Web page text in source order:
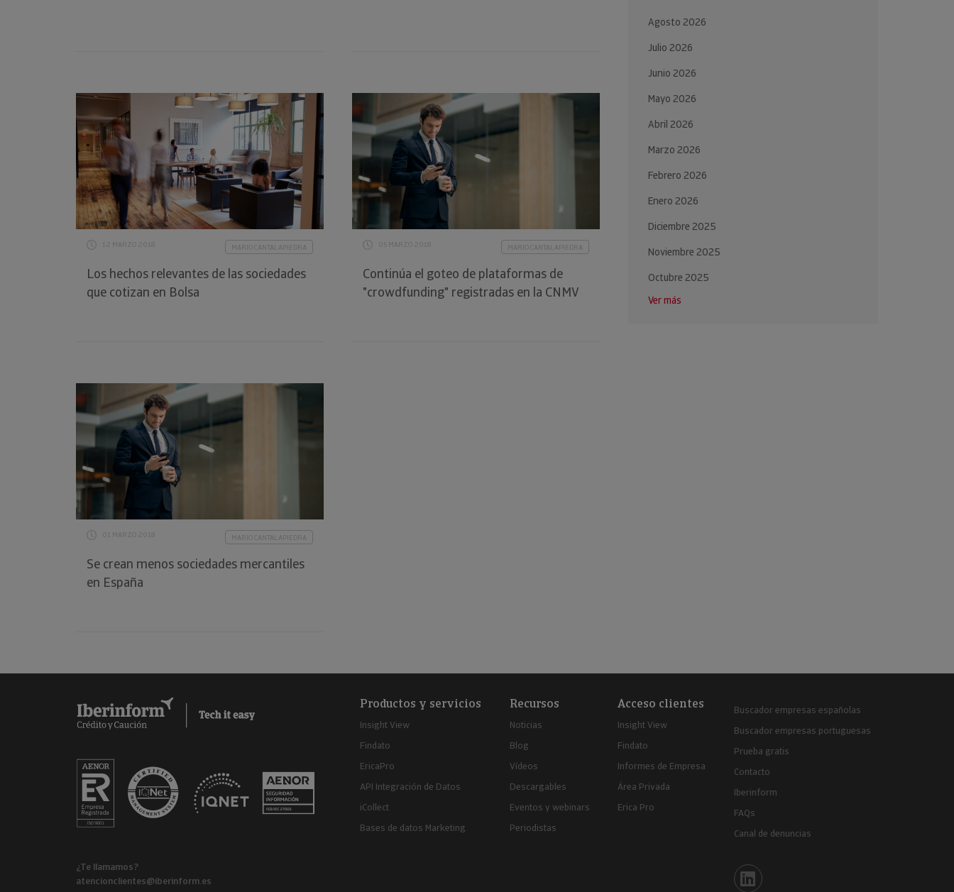
12 MARZO 2018 MARIO CANTALAPIEDRA
Los hechos relevantes de las sociedades
que cotizan en Bolsa
05 MARZO 2018 MARIO CANTALAPIEDRA
Continúa el goteo de plataformas de
"crowdfunding" registradas en la CNMV
01 MARZO 2018 MARIO CANTALAPIEDRA
Se crean menos sociedades mercantiles
en España
Agosto 2026
Julio 2026
Junio 2026
Mayo 2026
Abril 2026
Marzo 2026
Febrero 2026
Enero 2026
Diciembre 2025
Noviembre 2025
Octubre 2025
Ver más
¿Te llamamos?
atencionclientes@iberinform.es
Productos y servicios
Insight View
Findato
EricaPro
API Integración de Datos
iCollect
Bases de datos Marketing
Recursos
Noticias
Blog
Vídeos
Descargables
Eventos y webinars
Periodistas
Acceso clientes
Insight View
Findato
Informes de Empresa
Área Privada
Erica Pro
Buscador empresas españolas
Buscador empresas portuguesas
Prueba gratis
Contacto
Iberinform
FAQs
Canal de denuncias
Iberinform en Linkedin